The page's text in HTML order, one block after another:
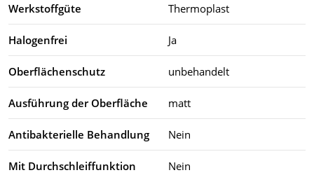
Werkstoffgüte Thermoplast
Halogenfrei Ja
Oberflächenschutz unbehandelt
Ausführung der Oberfläche matt
Antibakterielle Behandlung Nein
Mit Durchschleiffunktion Nein